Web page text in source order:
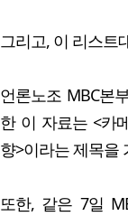
그리고, 이 리스트
언론노조 MBC본
한 이 자료는 <카
향>이라는 제목을
또한, 같은 7일